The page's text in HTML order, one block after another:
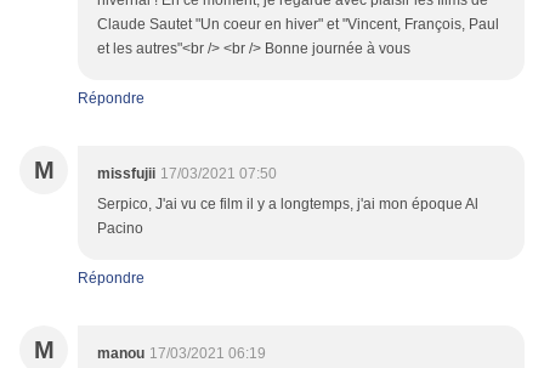
Claude Sautet "Un coeur en hiver" et "Vincent, François, Paul
et les autres"<br /> <br /> Bonne journée à vous
Répondre
M missfujii 17/03/2021 07:50
Serpico, J'ai vu ce film il y a longtemps, j'ai mon époque Al
Pacino
Répondre
M manou 17/03/2021 06:19